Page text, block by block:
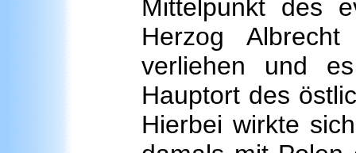
Mittelpunkt des
Herzog
verliehen und
Hauptort des
Hierbei wirkte